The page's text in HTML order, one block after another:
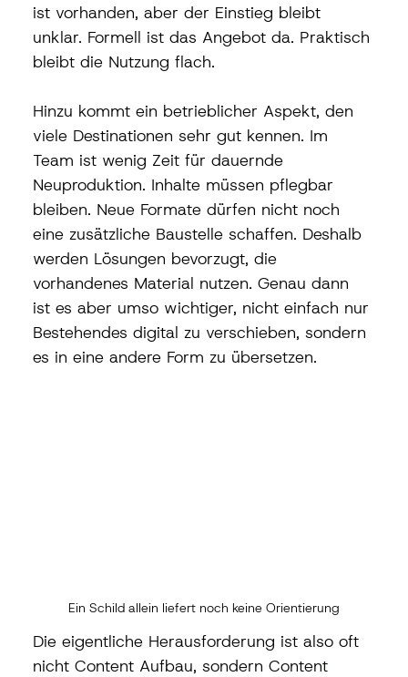
ist vorhanden, aber der Einstieg bleibt
unklar. Formell ist das Angebot da. Praktisch
bleibt die Nutzung flach.
Hinzu kommt ein betrieblicher Aspekt, den
viele Destinationen sehr gut kennen. Im
Team ist wenig Zeit für dauernde
Neuproduktion. Inhalte müssen pflegbar
bleiben. Neue Formate dürfen nicht noch
eine zusätzliche Baustelle schaffen. Deshalb
werden Lösungen bevorzugt, die
vorhandenes Material nutzen. Genau dann
ist es aber umso wichtiger, nicht einfach nur
Bestehendes digital zu verschieben, sondern
es in eine andere Form zu übersetzen.
Ein Schild allein liefert noch keine Orientierung
Die eigentliche Herausforderung ist also oft
nicht Content Aufbau, sondern Content